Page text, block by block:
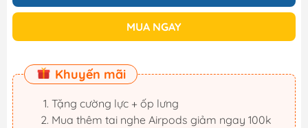
MUA NGAY
Khuyến mãi
Tặng cường lực + ốp lưng
Mua thêm tai nghe Airpods giảm ngay 100k